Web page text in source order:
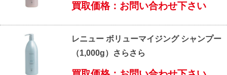
買取価格：お問い合わせ下さい
レニュー ボリューマイジング シャンプー
（1,000g）さらさら